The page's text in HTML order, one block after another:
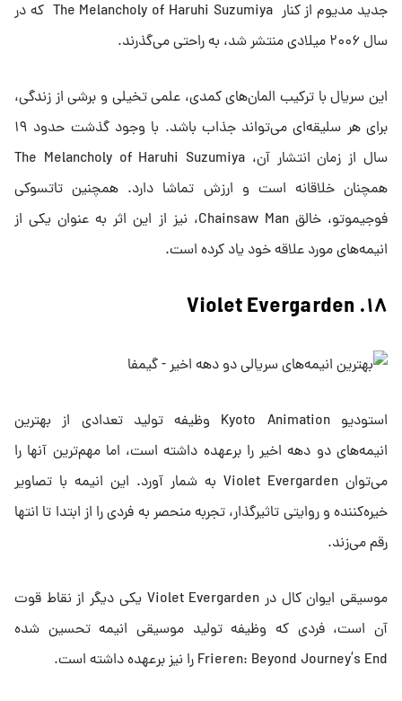
جدید مدیوم از کنار The Melancholy of Haruhi Suzumiya که در
سال ۲۰۰۶ میلادی منتشر شد، به راحتی می‌گذرند.
این سریال با ترکیب المان‌های کمدی، علمی تخیلی و برشی از زندگی،
برای هر سلیقه‌ای می‌تواند جذاب باشد. با وجود گذشت حدود ۱۹
سال از زمان انتشار آن، The Melancholy of Haruhi Suzumiya
همچنان خلاقانه است و ارزش تماشا دارد. همچنین تاتسوکی
فوجیموتو، خالق Chainsaw Man، نیز از این اثر به عنوان یکی از
انیمه‌های مورد علاقه خود یاد کرده است.
۱۸. Violet Evergarden
استودیو Kyoto Animation وظیفه تولید تعدادی از بهترین
انیمه‌های دو دهه اخیر را برعهده داشته است، اما مهم‌ترین آنها را
می‌توان Violet Evergarden به شمار آورد. این انیمه با تصاویر
خیره‌کننده و روایتی تاثیرگذار، تجربه منحصر به فردی را از ابتدا تا انتها
رقم می‌زند.
موسیقی ایوان کال در Violet Evergarden یکی دیگر از نقاط قوت
آن است، فردی که وظیفه تولید موسیقی انیمه تحسین شده
Frieren: Beyond Journey’s End را نیز برعهده داشته است.